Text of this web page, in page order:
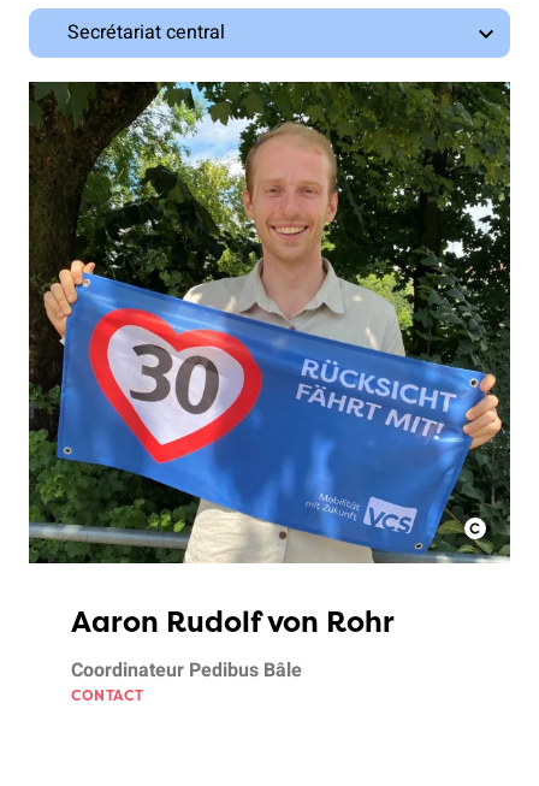
Aaron Rudolf von Rohr
Coordinateur Pedibus Bâle
CONTACT